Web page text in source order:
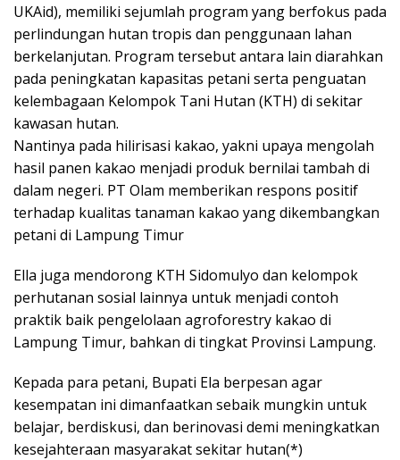
UKAid), memiliki sejumlah program yang berfokus pada
perlindungan hutan tropis dan penggunaan lahan
berkelanjutan. Program tersebut antara lain diarahkan
pada peningkatan kapasitas petani serta penguatan
kelembagaan Kelompok Tani Hutan (KTH) di sekitar
kawasan hutan.
Nantinya pada hilirisasi kakao, yakni upaya mengolah
hasil panen kakao menjadi produk bernilai tambah di
dalam negeri. PT Olam memberikan respons positif
terhadap kualitas tanaman kakao yang dikembangkan
petani di Lampung Timur
Ella juga mendorong KTH Sidomulyo dan kelompok
perhutanan sosial lainnya untuk menjadi contoh
praktik baik pengelolaan agroforestry kakao di
Lampung Timur, bahkan di tingkat Provinsi Lampung.
Kepada para petani, Bupati Ela berpesan agar
kesempatan ini dimanfaatkan sebaik mungkin untuk
belajar, berdiskusi, dan berinovasi demi meningkatkan
kesejahteraan masyarakat sekitar hutan(*)